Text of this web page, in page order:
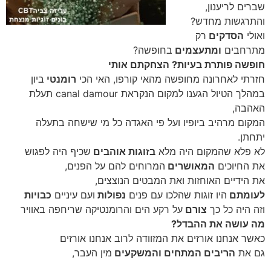
שברים לריענון,
והתרגשות מחדש?
ואולי הסדקים רק
מתרחבים ומתעצמים בחופשה?
חופשה פותרת בעיות? הצחקתם אותי
חזרתי לאחרונה מחופשה מהאי קורפו, האי הכי רומנטי ביון
במהלך הטיול הגענו למקום הנקראת canal damour תעלת
האהבה,
המקום מרהיב ביופיו ועל פי האגדה כל מי שישחה בתעלה
יתחתן.
לא פלא שהמקום היה מלא בזוגות אוהבים שכיף היה לפגוש
את החיוכים המאושרים המרוחים להם על הפנים,
את הידיים האוחזות ואת המבטים הנוצצים,
לעומתם היו זוגות שהלכו עם פנים נפולות ועם עיניים כבויות
וזה היה כל כך צורם על רקע הים והרומנטיקה שריחפה באוויר
מה עושה את ההבדל?
כאשר אנחנו אורזים את המזוודה לרוב אנחנו אורזים
גם את הריבים המתחים והמשקעים מין העבר,